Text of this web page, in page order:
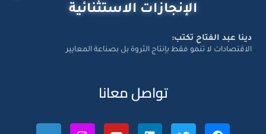
الإنجازات الاستثنائية
دينا عبد الفتاح تكتب:
الاقتصادات لا تنمو فقط بإنتاج الثروة بل بصناعة المعايير
تواصل معانا